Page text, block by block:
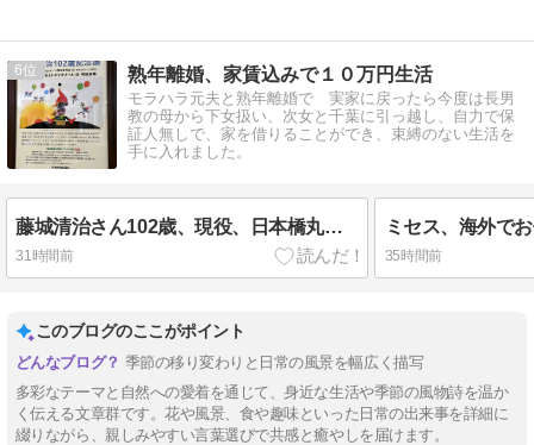
6 熟年離婚、家賃込みで１０万円生活
モラハラ元夫と熟年離婚で 実家に戻ったら今度は長男
教の母から下女扱い、次女と千葉に引っ越し、自力で保
証人無しで、家を借りることができ、束縛のない生活を
手に入れました。
藤城清治さん102歳、現役、日本橋丸善で記念展
31時間前 35時間前
このブログのここがポイント
季節の移り変わりと日常の風景を幅広く描写
多彩なテーマと自然への愛着を通じて、身近な生活や季節の風物詩を温か
く伝える文章群です。花や風景、食や趣味といった日常の出来事を詳細に
綴りながら、親しみやすい言葉選びで共感と癒やしを届けます。